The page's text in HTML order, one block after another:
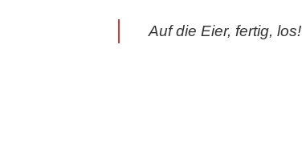
Auf die Eier, fertig, los!